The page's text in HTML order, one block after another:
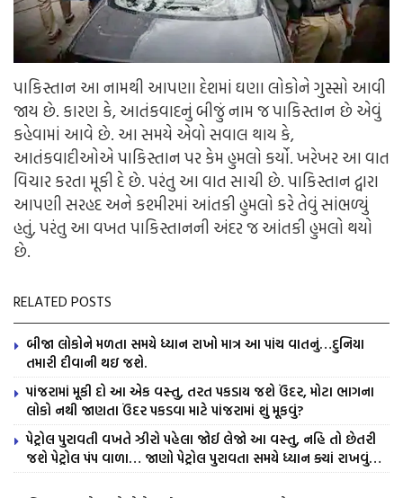
પાકિસ્તાન આ નામથી આપણા દેશમાં ઘણા લોકોને ગુસ્સો આવી
જાય છે. કારણ કે, આતંકવાદનું બીજું નામ જ પાકિસ્તાન છે એવું
કહેવામાં આવે છે. આ સમયે એવો સવાલ થાય કે,
આતંકવાદીઓએ પાકિસ્તાન પર કેમ હુમલો કર્યો. ખરેખર આ વાત
વિચાર કરતા મૂકી દે છે. પરંતુ આ વાત સાચી છે. પાકિસ્તાન દ્વારા
આપણી સરહદ અને કશ્મીરમાં આંતકી હુમલો કરે તેવું સાંભળ્યું
હતું, પરંતુ આ વખત પાકિસ્તાનની અંદર જ આંતકી હુમલો થયો
છે.
RELATED POSTS
બીજા લોકોને મળતા સમયે ધ્યાન રાખો માત્ર આ પાંચ વાતનું…દુનિયા
તમારી દીવાની થઇ જશે.
પાંજરામાં મૂકી દો આ એક વસ્તુ, તરત પકડાય જશે ઉંદર, મોટા ભાગના
લોકો નથી જાણતા ઉંદર પકડવા માટે પાંજરામાં શું મૂકવું?
પેટ્રોલ પુરાવતી વખતે ઝીરો પહેલા જોઈ લેજો આ વસ્તુ, નહિ તો છેતરી
જશે પેટ્રોલ પંપ વાળા… જાણો પેટ્રોલ પુરાવતા સમયે ધ્યાન ક્યાં રાખવું…